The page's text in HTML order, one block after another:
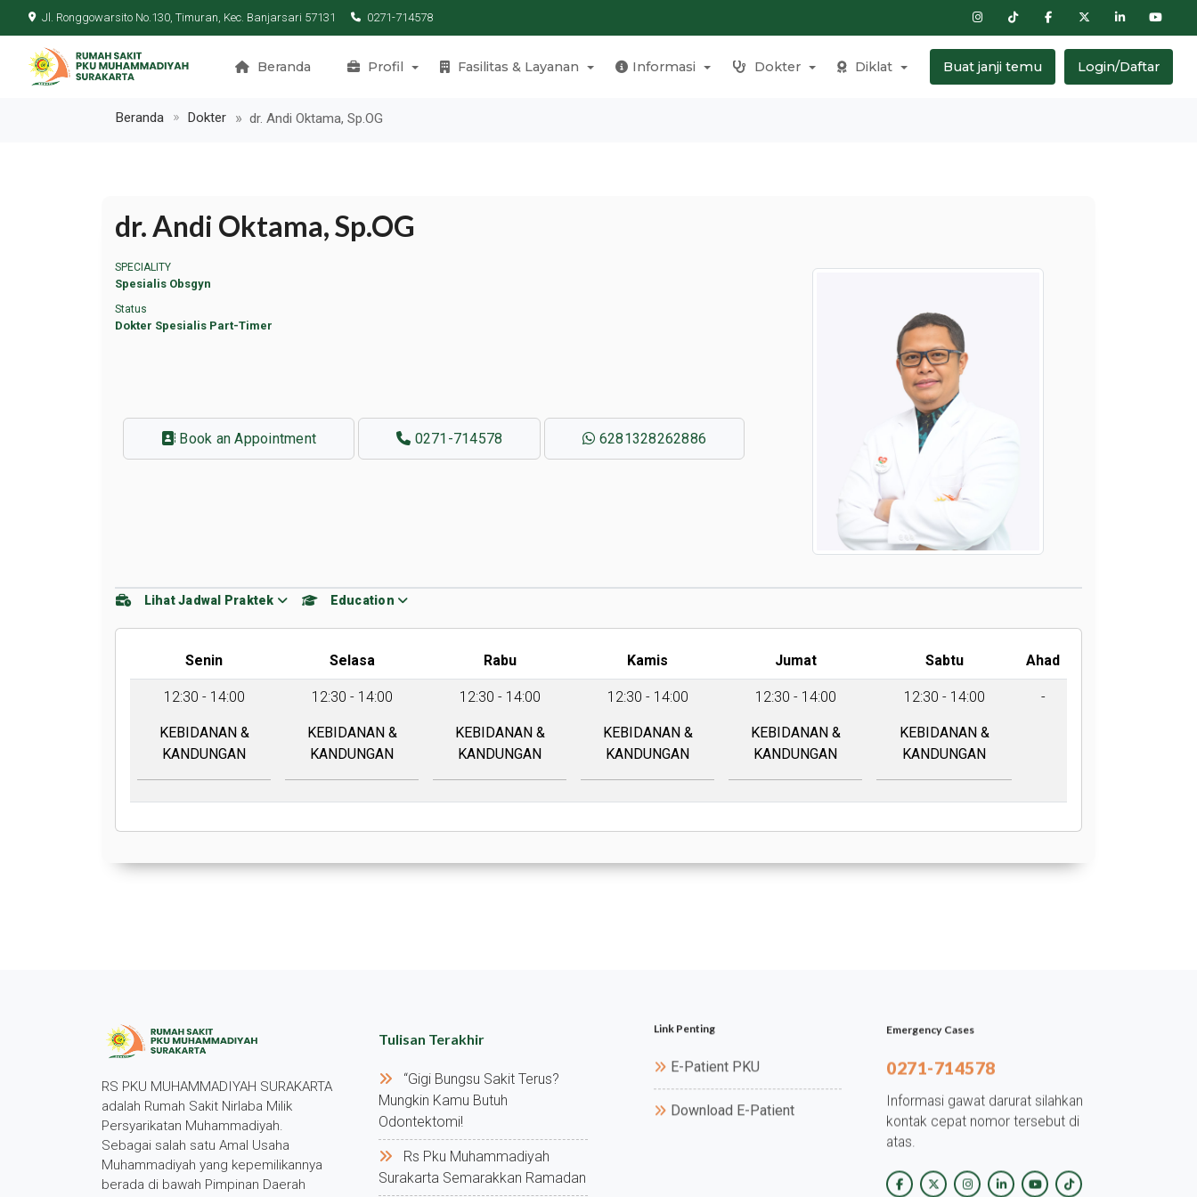
Jl. Ronggowarsito No.130, Timuran, Kec. Banjarsari 57131 0271-714578
Beranda Profil Fasilitas & Layanan Informasi Dokter Diklat Buat janji temu Login/Daftar
Beranda Dokter dr. Andi Oktama, Sp.OG
dr. Andi Oktama, Sp.OG
SPECIALITY
Spesialis Obsgyn
Status
Dokter Spesialis Part-Timer
Book an Appointment 0271-714578 6281328262886
Lihat Jadwal Praktek Education
Senin Selasa Rabu Kamis Jumat Sabtu Ahad
12:30 - 14:00
KEBIDANAN &
KANDUNGAN
12:30 - 14:00
KEBIDANAN &
KANDUNGAN
12:30 - 14:00
KEBIDANAN &
KANDUNGAN
12:30 - 14:00
KEBIDANAN &
KANDUNGAN
12:30 - 14:00
KEBIDANAN &
KANDUNGAN
12:30 - 14:00
KEBIDANAN &
KANDUNGAN
-
RS PKU MUHAMMADIYAH SURAKARTA
adalah Rumah Sakit Nirlaba Milik
Persyarikatan Muhammadiyah.
Sebagai salah satu Amal Usaha
Muhammadiyah yang kepemilikannya
berada di bawah Pimpinan Daerah
Tulisan Terakhir
“gigi Bungsu Sakit Terus?
Mungkin Kamu Butuh
Odontektomi!
Rs Pku Muhammadiyah
Surakarta Semarakkan Ramadan
Link Penting
E-Patient PKU
Download E-Patient
Emergency Cases
0271-714578
Informasi gawat darurat silahkan
kontak cepat nomor tersebut di
atas.